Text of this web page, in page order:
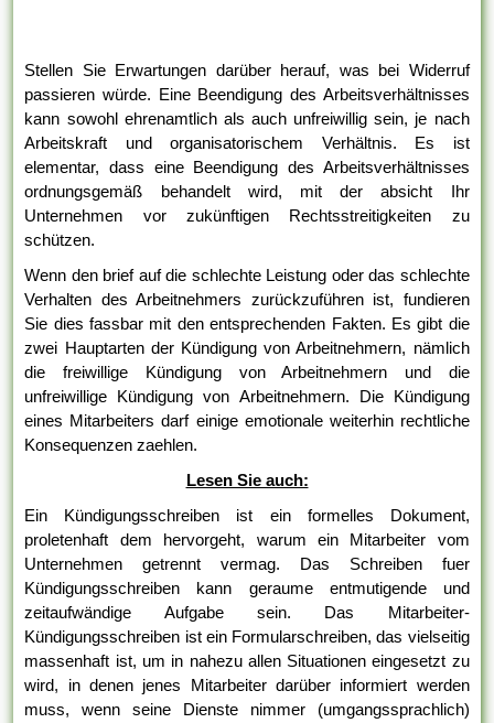
Stellen Sie Erwartungen darüber herauf, was bei Widerruf
passieren würde. Eine Beendigung des Arbeitsverhältnisses
kann sowohl ehrenamtlich als auch unfreiwillig sein, je nach
Arbeitskraft und organisatorischem Verhältnis. Es ist
elementar, dass eine Beendigung des Arbeitsverhältnisses
ordnungsgemäß behandelt wird, mit der absicht Ihr
Unternehmen vor zukünftigen Rechtsstreitigkeiten zu
schützen.
Wenn den brief auf die schlechte Leistung oder das schlechte
Verhalten des Arbeitnehmers zurückzuführen ist, fundieren
Sie dies fassbar mit den entsprechenden Fakten. Es gibt die
zwei Hauptarten der Kündigung von Arbeitnehmern, nämlich
die freiwillige Kündigung von Arbeitnehmern und die
unfreiwillige Kündigung von Arbeitnehmern. Die Kündigung
eines Mitarbeiters darf einige emotionale weiterhin rechtliche
Konsequenzen zaehlen.
Lesen Sie auch:
Ein Kündigungsschreiben ist ein formelles Dokument,
proletenhaft dem hervorgeht, warum ein Mitarbeiter vom
Unternehmen getrennt vermag. Das Schreiben fuer
Kündigungsschreiben kann geraume entmutigende und
zeitaufwändige Aufgabe sein. Das Mitarbeiter-
Kündigungsschreiben ist ein Formularschreiben, das vielseitig
massenhaft ist, um in nahezu allen Situationen eingesetzt zu
wird, in denen jenes Mitarbeiter darüber informiert werden
muss, wenn seine Dienste nimmer (umgangssprachlich)